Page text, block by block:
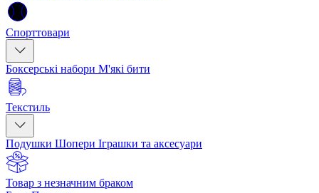
Спорттовари
Боксерські набори М'які бити
Текстиль
Подушки Шопери Іграшки та аксесуари
Товар з незначним браком